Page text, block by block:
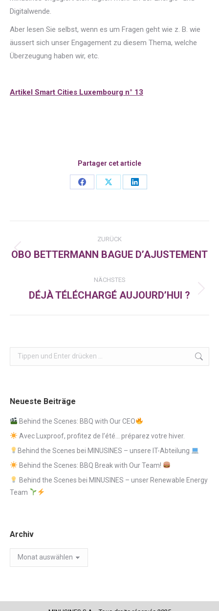
Digitalwende.
Aber lesen Sie selbst, wenn es um Fragen geht wie z. B. wie
äussert sich unser Engagement zu diesem Thema, welche
Überzeugung haben wir, etc.
Artikel Smart Cities Luxembourg n° 13
Partager cet article
Share
Share
Share
Kommentarnavigation
ZURÜCK
Vorheriger
OBO BETTERMANN BAGUE D’AJUSTEMENT
NÄCHSTES
Nächster
DÉJÀ TÉLÉCHARGÉ AUJOURD’HUI ?
Search:
Neueste Beiträge
Behind the Scenes: BBQ with Our CEO
Avec Luxproof, profitez de l’été… préparez votre hiver.
Behind the Scenes bei MINUSINES – unsere IT-Abteilung
Behind the Scenes: BBQ Break with Our Team!
Behind the Scenes bei MINUSINES – unser Renewable Energy
Team
Archiv
Archiv